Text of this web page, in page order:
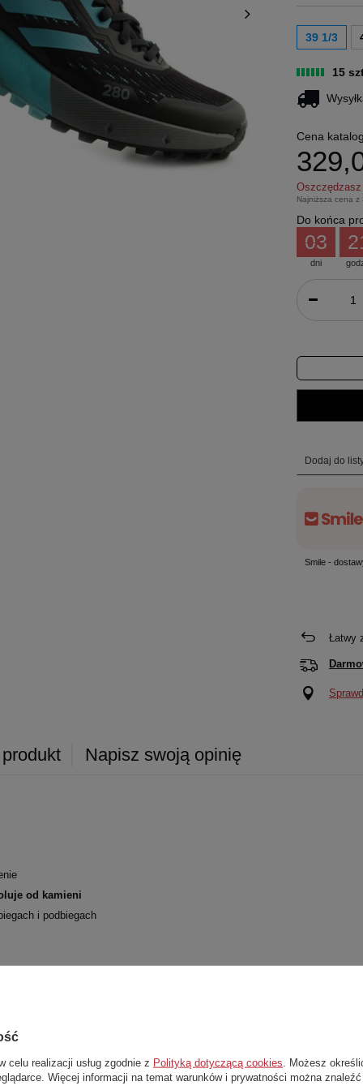
39 1/3
15
Cena
Najniższa cena
Do końca
dni
03
Dodaj do
Smile -
Łatwy
Napisz swoją opinię
od kamieni
i podbiegach
Stwórz zestaw i dodaj do zamówienia
celu realizacji usług zgodnie z Polityką dotyczącą cookies . Możesz
Więcej informacji na temat warunków i prywatności można